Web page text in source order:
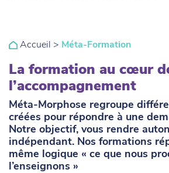
Accueil > Méta-Formation
La formation au cœur
l’accompagnement
Méta-Morphose regroupe
créées pour répondre à une
Notre objectif, vous rendre
indépendant. Nos formations
même logique « ce que nous
l’enseignons »